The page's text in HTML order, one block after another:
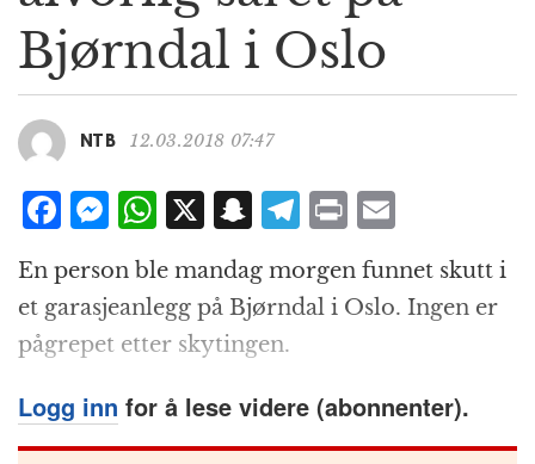
a
t
i
Bjørndal i Oslo
NTB 12.03.2018 07:47
F
c
e
b
o
o
M
ss
e
n
g
e
W
at
s
A
p
p
X S
a
p
c
h
at
T
e
g
a
m
P
ri
n
t
ai
l
En person ble mandag morgen funnet skutt i
et garasjeanlegg på Bjørndal i Oslo. Ingen er
pågrepet etter skytingen.
Logg inn for å lese videre (abonnenter).